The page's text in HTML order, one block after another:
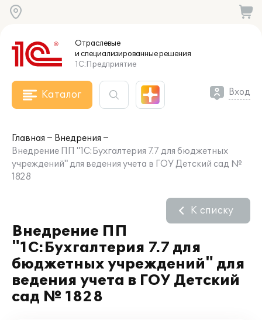
Отраслевые
и специализированныерешения
1С:Предприятие
Каталог Вход
Главная
Внедрения
Внедрение ПП "1С:Бухгалтерия 7.7 для бюджетных
учреждений" для ведения учета в ГОУ Детский сад №
1828
Внедрение ПП
"1С:Бухгалтерия 7.7 для
бюджетных учреждений" для
ведения учета в ГОУ Детский
сад № 1828
К списку